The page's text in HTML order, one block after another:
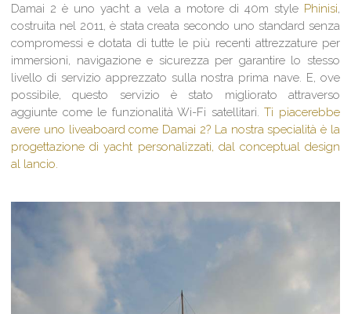
Damai 2 è uno yacht a vela a motore di 40m style Phinisi
costruita nel 2011, è stata creata secondo uno standard senza
compromessi e dotata di tutte le più recenti attrezzature per
immersioni, navigazione e sicurezza per garantire lo stesso
livello di servizio apprezzato sulla nostra prima nave. E, ove
possibile, questo servizio è stato migliorato attraverso
aggiunte come le funzionalità Wi-Fi satellitari.Ti piacerebbe
avere uno liveaboard come Damai 2? La nostra specialità è la
progettazione di yacht personalizzati, dal conceptual design
al lancio.